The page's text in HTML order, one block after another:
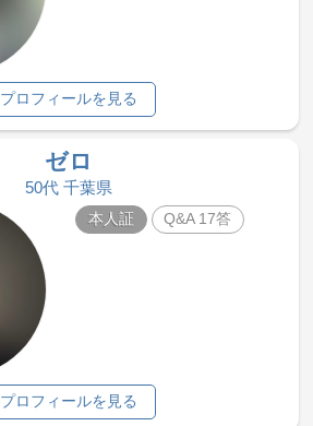
プロフィールを見る
ゼロ
50代 千葉県
本人証 Q&A 17答
プロフィールを見る